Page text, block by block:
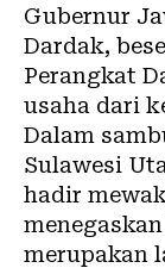
Gubernur
Dardak,
Perangkat
usaha dari
Dalam
Sulawesi
hadir
merupakan